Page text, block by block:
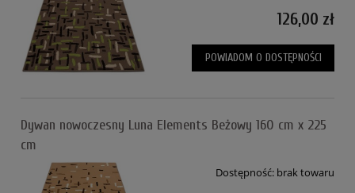
126,00 zł
POWIADOM O DOSTĘPNOŚCI
Dywan nowoczesny Luna Elements Beżowy 160 cm x 225
cm
Dostępność: brak towaru